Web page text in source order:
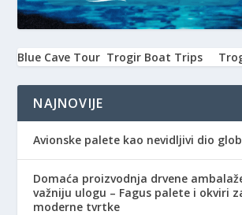
Blue Cave Tour Trogir Boat Trips
NAJNOVIJE
Avionske palete kao nevidljivi dio
Domaća proizvodnja drvene
važniju ulogu – Fagus palete i okviri
moderne tvrtke